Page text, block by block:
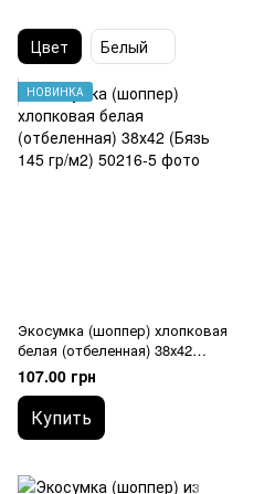
Цвет Белый
НОВИНКА
Экосумка (шоппер) хлопковая
белая (отбеленная) 38х42
(Бязь 145 гр/м2)
107.00 грн
Купить